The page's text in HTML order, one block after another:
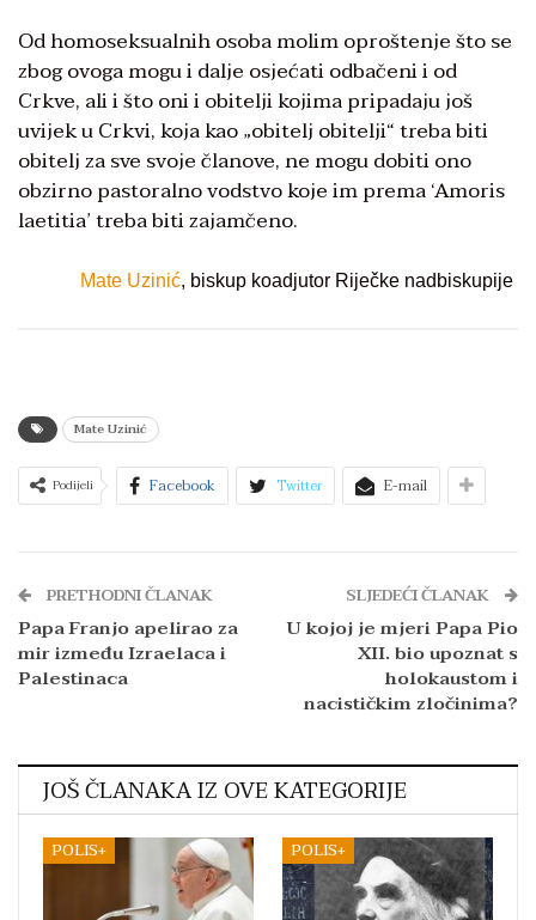
Od homoseksualnih osoba molim oproštenje što se
zbog ovoga mogu i dalje osjećati odbačeni i od
Crkve, ali i što oni i obitelji kojima pripadaju još
uvijek u Crkvi, koja kao „obitelj obitelji“ treba biti
obitelj za sve svoje članove, ne mogu dobiti ono
obzirno pastoralno vodstvo koje im prema ‘Amoris
laetitia’ treba biti zajamčeno.
Mate Uzinić, biskup koadjutor Riječke nadbiskupije
Mate Uzinić
Podijeli Facebook Twitter E-mail
PRETHODNI ČLANAK
Papa Franjo apelirao za
mir između Izraelaca i
Palestinaca
SLJEDEĆI ČLANAK
U kojoj je mjeri Papa Pio
XII. bio upoznat s
holokaustom i
nacističkim zločinima?
JOŠ ČLANAKA IZ OVE KATEGORIJE
POLIS+ POLIS+